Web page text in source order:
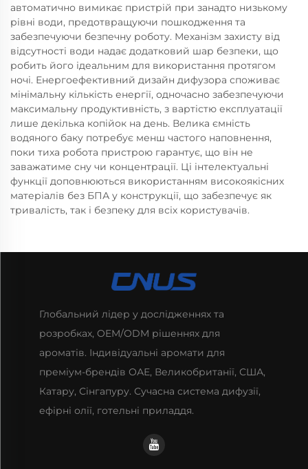
автоматично вимикає пристрій при занадто низькому
рівні води, предотвращуючи пошкодження та
забезпечуючи безпечну роботу. Механізм захисту від
відсутності води надає додатковий шар безпеки, що
робить його ідеальним для використання протягом
ночі. Енергоефективний дизайн дифузора споживає
мінімальну кількість енергії, одночасно забезпечуючи
максимальну продуктивність, з вартістю експлуатації
лише декілька копійок на день. Велика ємність
водяного баку потребує менш частого наповнення,
поки тиха робота пристрою гарантує, що він не
заважатиме сну чи концентрації. Ці інтелектуальні
функції доповнюються використанням високоякісних
матеріалів без БПА у конструкції, що забезпечує як
тривалість, так і безпеку для всіх користувачів.
Глобальний лідер у дослідженнях та
розробках, OEM/ODM рішеннях для
ароматів. Індивідуальні аромати для
преміум-брендів ОАЕ, Великобританії, США,
Катару, Сінгапуру. Сучасна система дифузії,
ефірні олії, готельні приладдя.